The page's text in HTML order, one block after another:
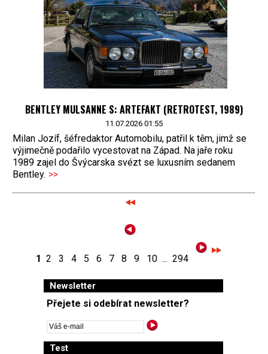
BENTLEY MULSANNE S: ARTEFAKT (RETROTEST, 1989)
11.07.2026 01:55
Milan Jozíf, šéfredaktor Automobilu, patřil k těm, jimž se
výjimečně podařilo vycestovat na Západ. Na jaře roku
1989 zajel do Švýcarska svézt se luxusním sedanem
Bentley. >>
1 2 3 4 5 6 7 8 9 10 ... 294
Newsletter
Přejete si odebírat newsletter?
Test